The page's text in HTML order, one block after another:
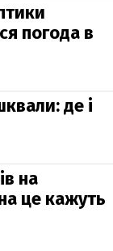
погода в
де і
на
це кажуть